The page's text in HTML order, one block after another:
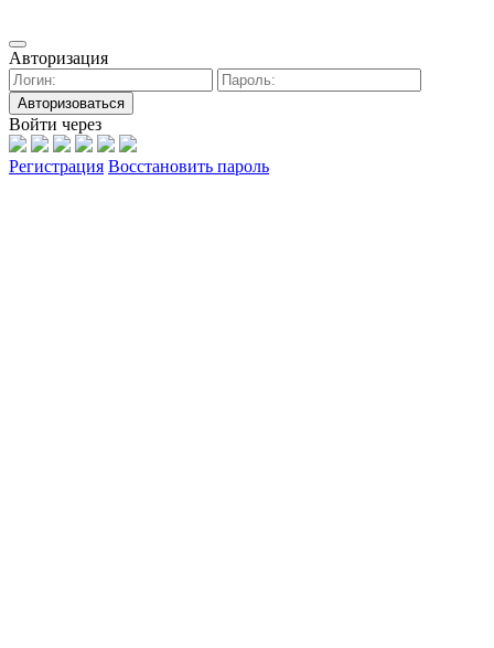
Авторизация
Авторизоваться
Войти через
Регистрация Восстановить пароль